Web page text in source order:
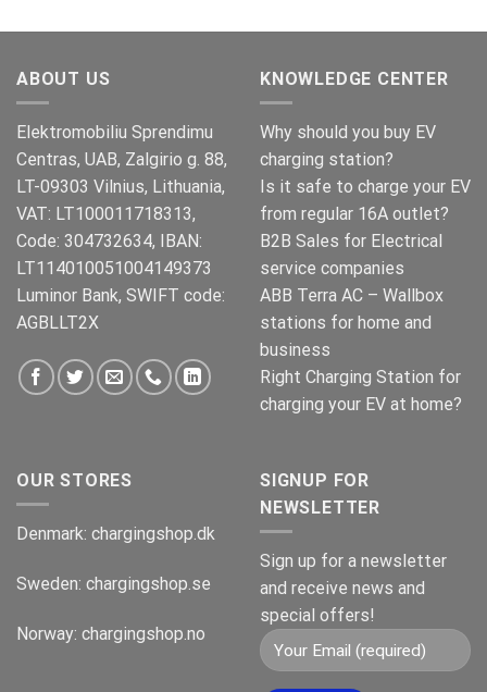
oli:
on:
ABOUT US
Elektromobiliu Sprendimu
Centras, UAB, Zalgirio g. 88,
LT-09303 Vilnius, Lithuania,
VAT: LT100011718313,
Code: 304732634, IBAN:
LT114010051004149373
Luminor Bank, SWIFT code:
AGBLLT2X
KNOWLEDGE CENTER
Why should you buy EV
charging station?
Is it safe to charge your EV
from regular 16A outlet?
B2B Sales for Electrical
service companies
ABB Terra AC – Wallbox
stations for home and
business
Right Charging Station for
charging your EV at home?
OUR STORES
Denmark: chargingshop.dk
Sweden: chargingshop.se
Norway: chargingshop.no
SIGNUP FOR
NEWSLETTER
Sign up for a newsletter
and receive news and
special offers!